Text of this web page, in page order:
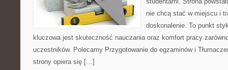
nie chcą stać w miejscu i
doskonalenie. To punkt
kluczowa jest skuteczność nauczania oraz komfort pracy
uczestników. Polecamy Przygotowanie do egzaminów i
strony opiera się […]